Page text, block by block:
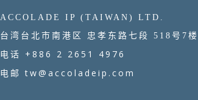
ACCOLADE IP (TAIWAN) LTD.
台湾台北市南港区 忠孝东路七段 518号7楼
电话 +886 2 2651 4976
电邮tw@accoladeip.com